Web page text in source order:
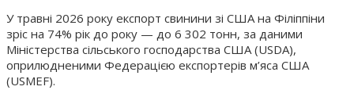
У травні 2026 року експорт свинини зі США на Філіппіни
зріс на 74% рік до року — до 6 302 тонн, за даними
Міністерства сільського господарства США (USDA),
оприлюдненими Федерацією експортерів м’яса США
(USMEF).